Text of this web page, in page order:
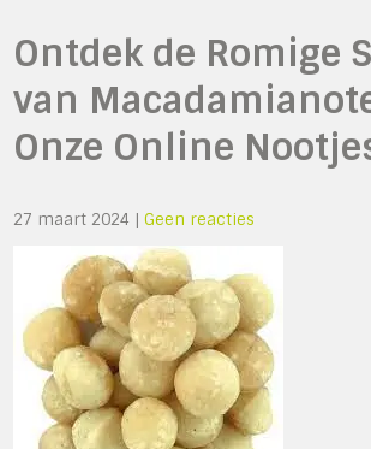
Ontdek de Romige
van
Onze Online
27 maart 2024 |Geen reacties